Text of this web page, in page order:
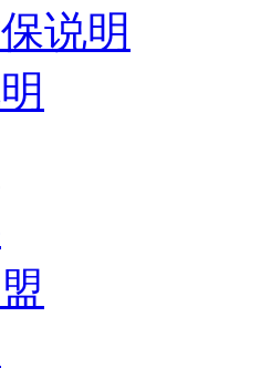
说明